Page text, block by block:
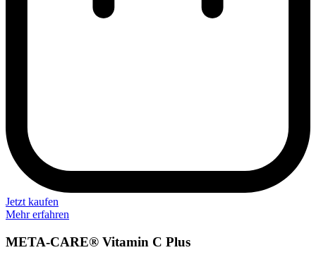
Jetzt kaufen
Mehr erfahren
META-CARE® Vitamin C Plus